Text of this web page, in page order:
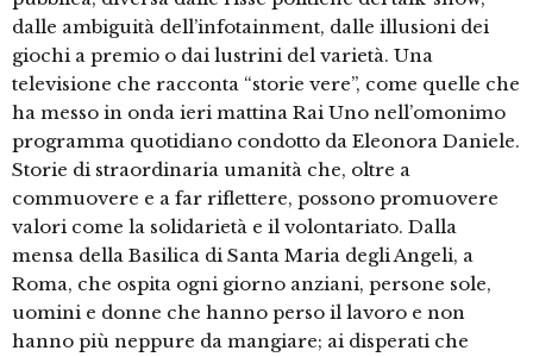
dalle ambiguità dell’infotainment, dalle illusioni dei
giochi a premio o dai lustrini del varietà. Una
televisione che racconta “storie vere”, come quelle che
ha messo in onda ieri mattina Rai Uno nell’omonimo
programma quotidiano condotto da Eleonora Daniele.
Storie di straordinaria umanità che, oltre a
commuovere e a far riflettere, possono promuovere
valori come la solidarietà e il volontariato. Dalla
mensa della Basilica di Santa Maria degli Angeli, a
Roma, che ospita ogni giorno anziani, persone sole,
uomini e donne che hanno perso il lavoro e non
hanno più neppure da mangiare; ai disperati che